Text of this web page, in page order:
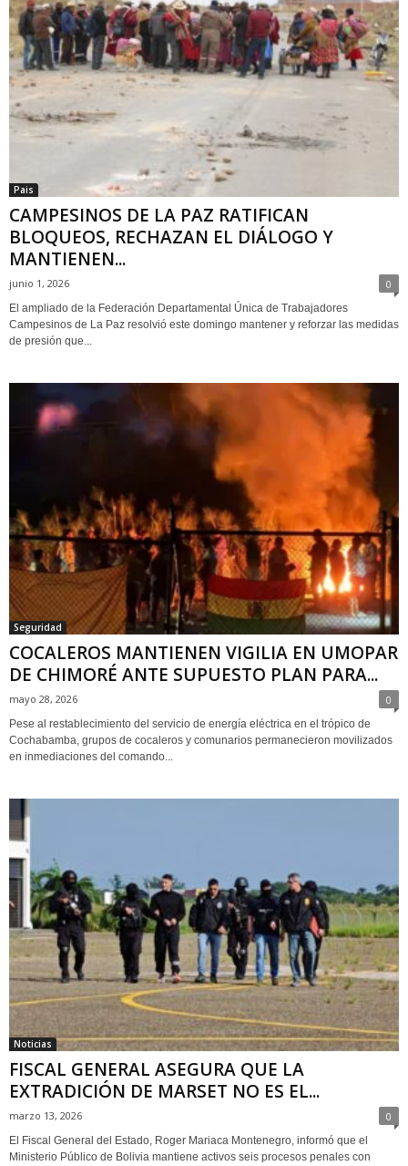
Pais
CAMPESINOS DE LA PAZ RATIFICAN
BLOQUEOS, RECHAZAN EL DIÁLOGO Y
MANTIENEN...
junio 1, 2026 0
El ampliado de la Federación Departamental Única de Trabajadores
Campesinos de La Paz resolvió este domingo mantener y reforzar las medidas
de presión que...
Seguridad
COCALEROS MANTIENEN VIGILIA EN UMOPAR
DE CHIMORÉ ANTE SUPUESTO PLAN PARA...
mayo 28, 2026 0
Pese al restablecimiento del servicio de energía eléctrica en el trópico de
Cochabamba, grupos de cocaleros y comunarios permanecieron movilizados
en inmediaciones del comando...
Noticias
FISCAL GENERAL ASEGURA QUE LA
EXTRADICIÓN DE MARSET NO ES EL...
marzo 13, 2026 0
El Fiscal General del Estado, Roger Mariaca Montenegro, informó que el
Ministerio Público de Bolivia mantiene activos seis procesos penales con